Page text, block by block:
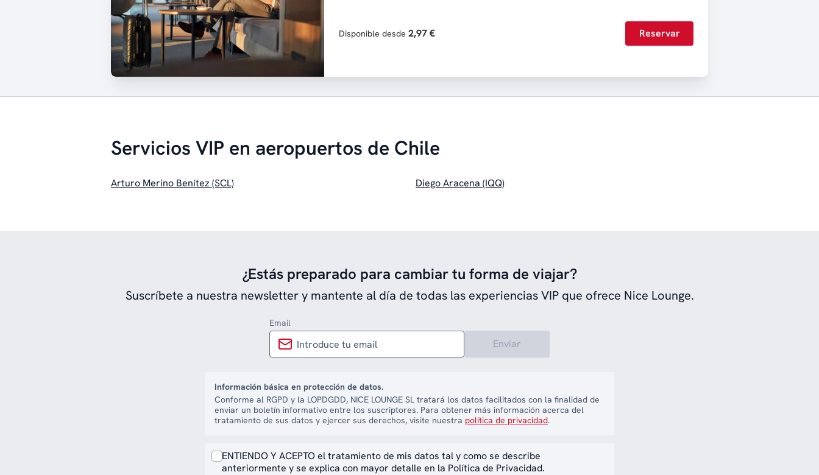
Disponible desde 2,97 € Reservar
Servicios VIP en aeropuertos de Chile
Arturo Merino Benítez (SCL) Diego Aracena (IQQ)
¿Estás preparado para cambiar tu forma de viajar?
Suscríbete a nuestra newsletter y mantente al día de todas las experiencias VIP que ofrece Nice Lounge.
Email
Enviar
Información básica en protección de datos.
Conforme al RGPD y la LOPDGDD, NICE LOUNGE SL tratará los datos facilitados con la finalidad de
enviar un boletín informativo entre los suscriptores. Para obtener más información acerca del
tratamiento de sus datos y ejercer sus derechos, visite nuestra política de privacidad.
ENTIENDO Y ACEPTO el tratamiento de mis datos tal y como se describe
anteriormente y se explica con mayor detalle en la Política de Privacidad.